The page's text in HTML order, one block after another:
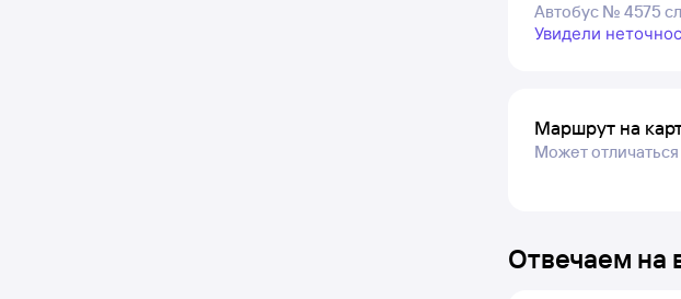
Автобус № 4575
Увидели
Маршрут на
Может отличаться
Отвечаем на